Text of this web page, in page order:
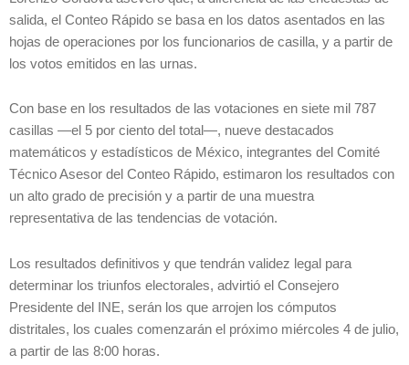
salida, el Conteo Rápido se basa en los datos asentados en las
hojas de operaciones por los funcionarios de casilla, y a partir de
los votos emitidos en las urnas.
Con base en los resultados de las votaciones en siete mil 787
casillas —el 5 por ciento del total—, nueve destacados
matemáticos y estadísticos de México, integrantes del Comité
Técnico Asesor del Conteo Rápido, estimaron los resultados con
un alto grado de precisión y a partir de una muestra
representativa de las tendencias de votación.
Los resultados definitivos y que tendrán validez legal para
determinar los triunfos electorales, advirtió el Consejero
Presidente del INE, serán los que arrojen los cómputos
distritales, los cuales comenzarán el próximo miércoles 4 de julio,
a partir de las 8:00 horas.